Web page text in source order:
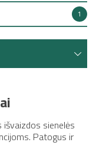
1
išvaizdos sienelės
Patogus ir